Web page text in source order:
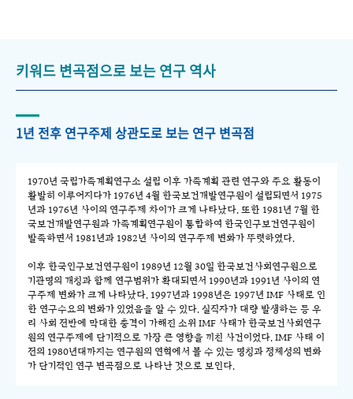
키워드 변곡점으로 보는 연구 역사
1년 전후 연구주제 상관도로 보는 연구 변곡점
1970년 국립가족계획연구소 설립 이후 가족계획 관련 연구와 주요 활동이
활발히 이루어지다가 1976년 4월 한국보건개발연구원이 설립되면서 1975
년과 1976년 사이의 연구주제 차이가 크게 나타났다. 또한 1981년 7월 한
국보건개발연구원과 가족계획연구원이 통합하여 한국인구보건연구원이
발족하면서 1981년과 1982년 사이의 연구주제 변화가 뚜렷하였다.
이후 한국인구보건연구원이 1989년 12월 30일 한국보건사회연구원으로
기관명의 개칭과 함께 연구범위가 확대되면서 1990년과 1991년 사이의 연
구주제 변화가 크게 나타났다. 1997년과 1998년은 1997년 IMF 사태로 인
한 연구수요의 변화가 있었음을 알 수 있다. 실직자가 대량 발생하는 등 우
리 사회 전반에 막대한 충격이 가해진 소위 IMF 사태가 한국보건사회연구
원의 연구주제에 단기적으로 가장 큰 영향을 끼친 사건이었다. IMF 사태 이
전의 1980년대까지는 연구원의 연혁에서 볼 수 있는 명칭과 정체성의 변화
가 단기적인 연구 변곡점으로 나타난 것으로 보인다.